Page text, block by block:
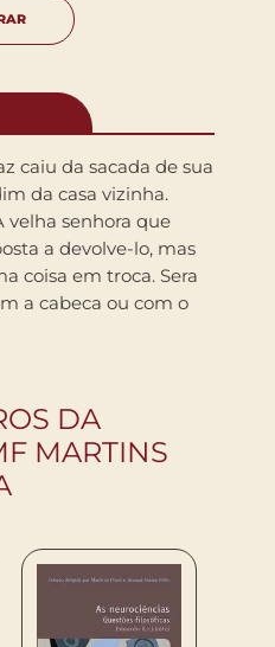
caiu da sacada de sua
da casa vizinha.
velha senhora que
a devolve-lo, mas
coisa em troca. Sera
a cabeca ou com o
DA
MARTINS